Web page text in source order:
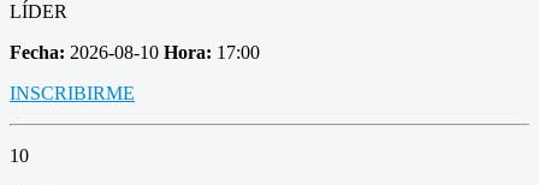
LÍDER
Fecha: 2026-08-10 Hora: 17:00
INSCRIBIRME
10